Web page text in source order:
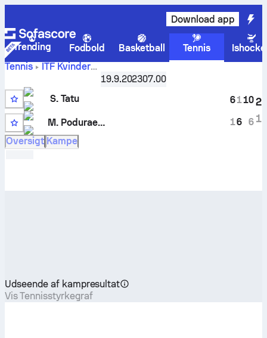
Download app
Trending Fodbold Basketball Tennis
Tennis
ITF Kvinder
Slobozia, Singles Qualifying, W-ITF-ROU-02B
Tatuvs.
19.9.202307.00
8
S. Tatu
M. Poduraeva
6
1
1
6
10
6
2
1
Oversigt Kampe
Udseende af kampresultat
Vis Tennisstyrkegraf